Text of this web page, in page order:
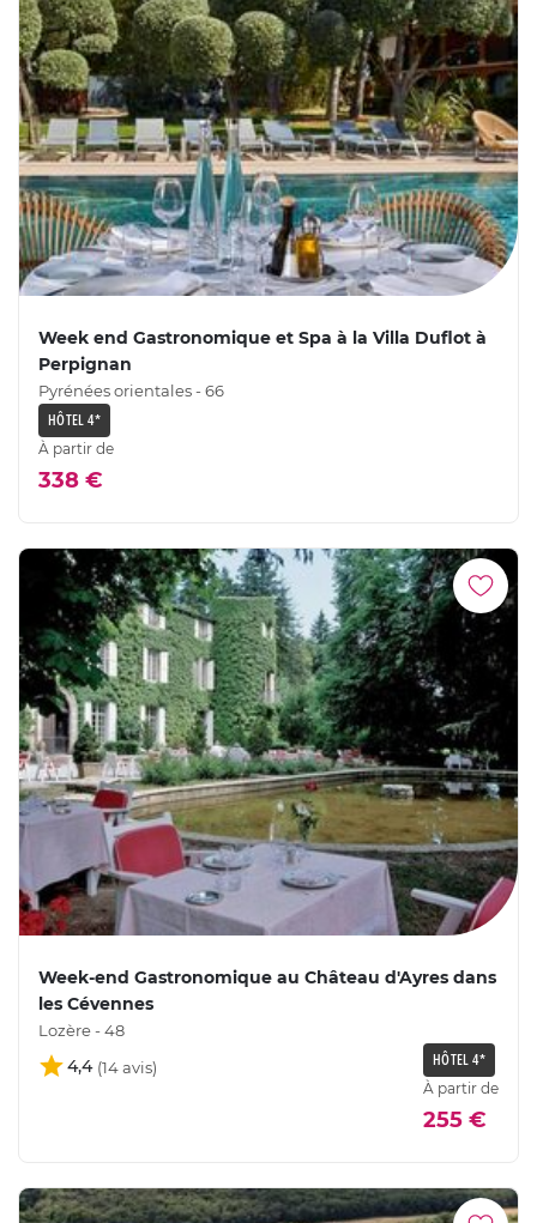
Week end Gastronomique et Spa à la Villa Duflot à
Perpignan
Pyrénées orientales - 66
HÔTEL 4*
À partir de
338 €
Week-end Gastronomique au Château d'Ayres dans
les Cévennes
Lozère - 48
4,4 HÔTEL 4*
À partir de
255 €